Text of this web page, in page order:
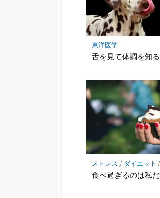
東洋医学
舌を見て体調を知
ストレス / ダイエット
食べ過ぎるのは私